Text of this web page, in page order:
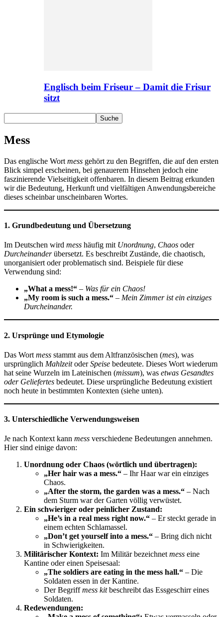
Englisch beim Friseur – Damit die Frisur
sitzt
Mess
Das englische Wort mess gehört zu den Begriffen, die auf den ersten
Blick simpel erscheinen, bei genauerem Hinsehen jedoch eine
faszinierende Vielseitigkeit offenbaren. In diesem Beitrag erkunden
wir die Bedeutung, Herkunft und vielfältigen Anwendungsbereiche
dieses scheinbar unscheinbaren Wortes.
1. Grundbedeutung und Übersetzung
Im Deutschen wird mess häufig mit Unordnung, Chaos oder
Durcheinanderübersetzt. Es beschreibt Zustände, die chaotisch,
unorganisiert oder problematisch sind. Beispiele für diese
Verwendung sind:
„What a mess!“ – Was für ein Chaos!
„My room is such a mess.“ – Mein Zimmer ist ein einziges
Durcheinander.
2. Ursprünge und Etymologie
Das Wort mess stammt aus dem Altfranzösischen (mes), was
ursprünglich MahlzeitoderSpeise bedeutete. Dieses Wort wiederum
hat seine Wurzeln im Lateinischen (missum), was etwas Gesandtes
oder Geliefertes bedeutet. Diese ursprüngliche Bedeutung existiert
noch heute in bestimmten Kontexten (siehe unten).
3. Unterschiedliche Verwendungsweisen
Je nach Kontext kann mess verschiedene Bedeutungen annehmen.
Hier sind einige davon:
Unordnung oder Chaos (wörtlich und übertragen):
„Her hair was a mess.“ – Ihr Haar war ein einziges
Chaos.
„After the storm, the garden was a mess.“ – Nach
dem Sturm war der Garten völlig verwüstet.
Ein schwieriger oder peinlicher Zustand:
„He’s in a real mess right now.“ – Er steckt gerade in
einem echten Schlamassel.
„Don’t get yourself into a mess.“ – Bring dich nicht
in Schwierigkeiten.
Militärischer Kontext: Im Militär bezeichnet mess eine
Kantine oder einen Speisesaal:
„The soldiers are eating in the mess hall.“ – Die
Soldaten essen in der Kantine.
Der Begriffmess kitbeschreibt das Essgeschirr eines
Soldaten.
Redewendungen: